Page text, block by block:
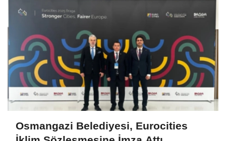
Osmangazi Belediyesi, Eurocities